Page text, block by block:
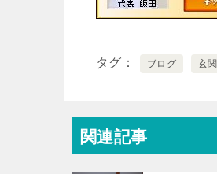
タグ ブログ 玄関
関連記事